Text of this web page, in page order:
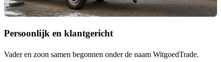
Persoonlijk en klantgericht
Vader en zoon samen begonnen onder de naam WitgoedTrade.